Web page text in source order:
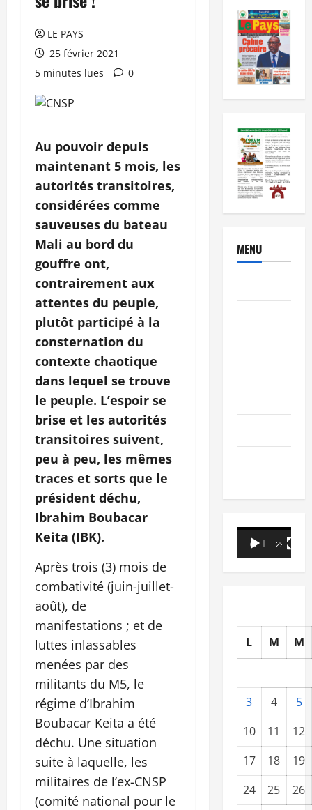
LE PAYS
25 février 2021
5 minutes lues
0
Au pouvoir depuis
maintenant 5 mois, les
autorités transitoires,
considérées comme
sauveuses du bateau
Mali au bord du
gouffre ont,
contrairement aux
attentes du peuple,
plutôt participé à la
consternation du
contexte chaotique
dans lequel se trouve
le peuple. L’espoir se
brise et les autorités
transitoires suivent,
peu à peu, les mêmes
traces et sorts que le
président déchu,
Ibrahim Boubacar
Keita (IBK).
Après trois (3) mois de
combativité (juin-juillet-
août), de
manifestations ; et de
luttes inlassables
menées par des
militants du M5, le
régime d’Ibrahim
Boubacar Keita a été
déchu. Une situation
suite à laquelle, les
militaires de l’ex-CNSP
(comité national pour le
MENU
Lecteur
vidéo
00:00 29:21
L M M
3 4
5
10
11
12
17
18
19
24
25
26